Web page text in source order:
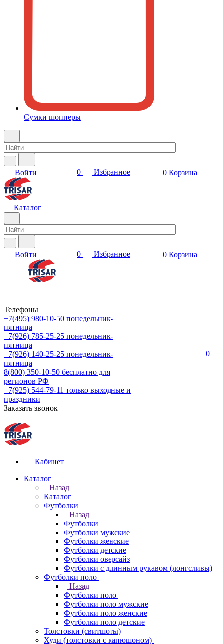
Сумки шопперы
Войти 0 Избранное 0 Корзина
Каталог
Войти 0 Избранное 0 Корзина
Телефоны
+7(495) 980-10-50 понедельник-
пятница
+7(926) 785-25-25 понедельник-
пятница
+7(926) 140-25-25 понедельник-
пятница
8(800) 350-10-50 бесплатно для
регионов РФ
+7(925) 544-79-11 только выходные и
праздники
Заказать звонок
0
Кабинет
Каталог
Назад
Каталог
Футболки
Назад
Футболки
Футболки мужские
Футболки женские
Футболки детские
Футболки оверсайз
Футболки с длинным рукавом (лонгсливы)
Футболки поло
Назад
Футболки поло
Футболки поло мужские
Футболки поло женские
Футболки поло детские
Толстовки (свитшоты)
Худи (толстовки с капюшоном)